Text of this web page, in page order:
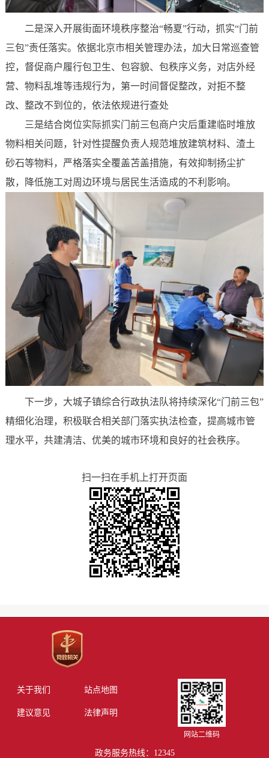
二是深入开展街面环境秩序整治“畅夏”行动，抓实“门前
三包”责任落实。依据北京市相关管理办法，加大日常巡查管
控，督促商户履行包卫生、包容貌、包秩序义务，对店外经
营、物料乱堆等违规行为，第一时间督促整改，对拒不整
改、整改不到位的，依法依规进行查处
三是结合岗位实际抓实门前三包商户灾后重建临时堆放
物料相关问题，针对性提醒负责人规范堆放建筑材料、渣土
砂石等物料，严格落实全覆盖苫盖措施，有效抑制扬尘扩
散，降低施工对周边环境与居民生活造成的不利影响。
下一步，大城子镇综合行政执法队将持续深化“门前三包”
精细化治理，积极联合相关部门落实执法检查，提高城市管
理水平，共建清洁、优美的城市环境和良好的社会秩序。
扫一扫在手机上打开页面
关于我们 站点地图
建议意见 法律声明
网站二维码
政务服务热线：12345